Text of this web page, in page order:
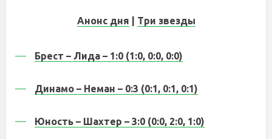
Анонс дня Три звезды
Брест – Лида – 1:0 (1:0, 0:0, 0:0)
Динамо – Неман – 0:3 (0:1, 0:1, 0:1)
Юность – Шахтер – 3:0 (0:0, 2:0, 1:0)